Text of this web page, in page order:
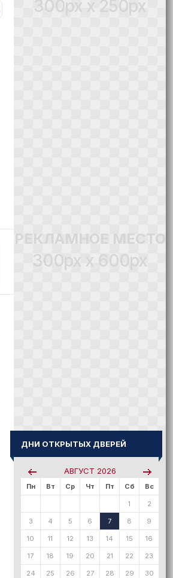
300px x 250px
РЕКЛАМНОЕ МЕСТО
300px x 600px
ДНИ ОТКРЫТЫХ ДВЕРЕЙ
АВГУСТ 2026
Пн Вт Ср Чт Пт Сб Вс
1 2
3 4 5 6 7 8 9
10 11 12 13 14 15 16
17 18 19 20 21 22 23
24 25 26 27 28 29 30